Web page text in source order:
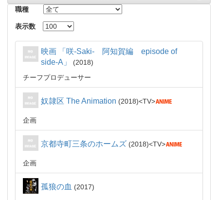
職種
表示数
映画 「咲-Saki- 阿知賀編 episode of
side-A」
2018
チーフプロデューサー
奴隷区 The Animation 2018 TV
企画
京都寺町三条のホームズ 2018 TV
企画
孤狼の血 2017